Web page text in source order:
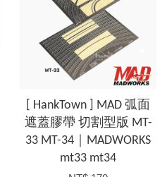
[ HankTown ] MAD 弧面
遮蓋膠帶 切割型版 MT-
33 MT-34｜MADWORKS
mt33 mt34